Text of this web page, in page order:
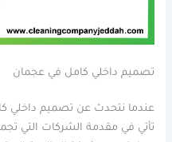
تصميم داخلي كامل في عجمان
عندما نتحدث عن تصميم داخلي
تأتي في مقدمة الشركات التي